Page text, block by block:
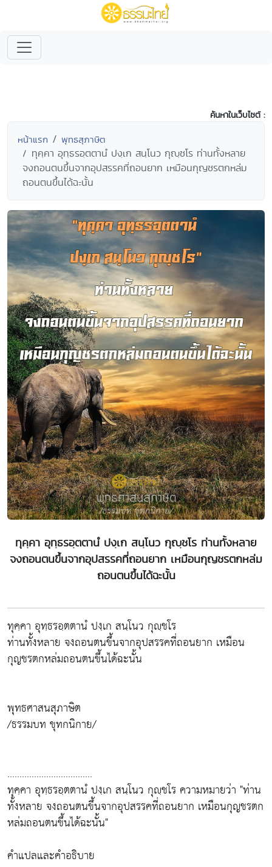
ค้นหาในเว็บไซต์ :
หน้าแรก พุทธสุภาษิต
ทุคฺคา อุทฺธรอฺตตานํ ปงฺเก สนฺโนว กุญฺชโร ท่านทั้งหลาย
จงถอนตนขึ้นจากอุปสรรคที่ถอนยาก เหมือนกุญชรตกหล่ม
ถอนตนขึ้นได้ฉะนั้น
ทุคฺคา อุทฺธรอฺตตานํ ปงฺเก สนฺโนว กุญฺชโร ท่านทั้งหลาย
จงถอนตนขึ้นจากอุปสรรคที่ถอนยาก เหมือนกุญชรตกหล่ม
ถอนตนขึ้นได้ฉะนั้น
ทุคฺคา อุทฺธรอฺตตานํ ปงฺเก สนฺโนว กุญฺชโร
ท่านทั้งหลาย จงถอนตนขึ้นจากอุปสรรคที่ถอนยาก เหมือน
กุญชรตกหล่มถอนตนขึ้นได้ฉะนั้น
พุทธศาสนสุภาษิต
/ธรรมบท ขุทกนิกาย/
...................................
ทุคฺคา อุทฺธรอฺตตานํ ปงฺเก สนฺโนว กุญฺชโร ความหมายว่า "ท่าน
ทั้งหลาย จงถอนตนขึ้นจากอุปสรรคที่ถอนยาก เหมือนกุญชรตก
หล่มถอนตนขึ้นได้ฉะนั้น"
คำแปลและคำอธิบาย